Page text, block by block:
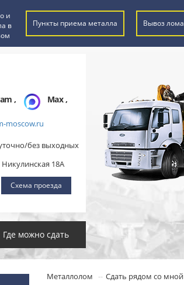
и
в
Пункты приема металла Вывоз лома
, Max,
moscow.ru
без выходных
18А
Схема проезда
Где можно сдать
Металлолом Сдать рядом со мной